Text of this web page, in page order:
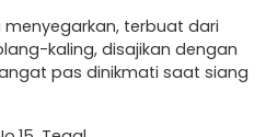
terbuat dari
kaling, disajikan dengan
pas dinikmati saat siang